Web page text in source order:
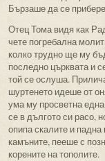
Бързаше да се
Отец Тома видя как
чете погребална
колко трудно ще му
последно църквата и
той се ослуша.
шуртенето идеше от
ума му просветна
се в дългото си расо,
опипа скалите и
камъните, пееше с
корените на тополите.